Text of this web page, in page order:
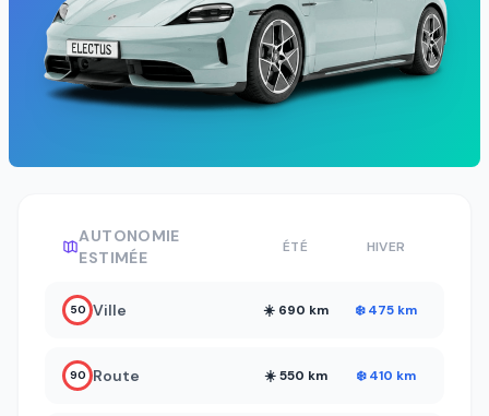
AUTONOMIE
ESTIMÉE
ÉTÉ HIVER
50 Ville ☀️ 690 km ❄️ 475 km
90 Route ☀️ 550 km ❄️ 410 km